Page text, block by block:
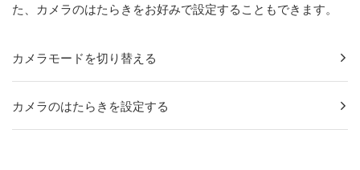
た、カメラのはたらきをお好みで設定することもできます。
カメラモードを切り替える
カメラのはたらきを設定する